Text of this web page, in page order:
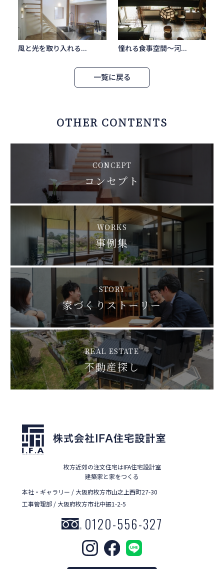
風と光を取り入れる... 憧れる食事空間～河...
一覧に戻る
OTHER CONTENTS
CONCEPT
コンセプト
WORKS
事例集
STORY
家づくりストーリー
REAL ESTATE
不動産探し
枚方近郊の注文住宅はIFA住宅設計室
建築家と家をつくる
本社・ギャラリー / 大阪府枚方市山之上西町27-30
工事管理部 / 大阪府枚方市北中振1-2-5
0120-556-327